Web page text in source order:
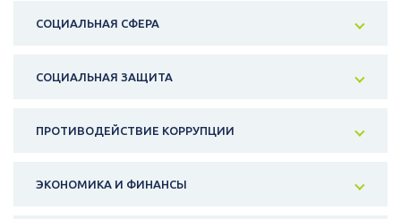
СОЦИАЛЬНАЯ СФЕРА
СОЦИАЛЬНАЯ ЗАЩИТА
ПРОТИВОДЕЙСТВИЕ КОРРУПЦИИ
ЭКОНОМИКА И ФИНАНСЫ